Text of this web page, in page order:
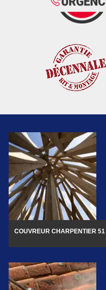
COUVREUR CHARPENTIER 51